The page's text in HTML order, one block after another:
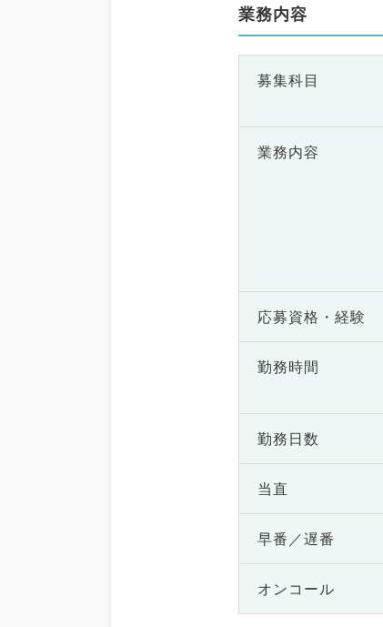
業務内容
募集科目
業務内容
応募資格・ 経験
勤務時間
勤務日数
当直
早番／遅番
オンコール